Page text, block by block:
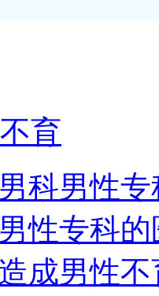
育
科男性
性专科
成男性不